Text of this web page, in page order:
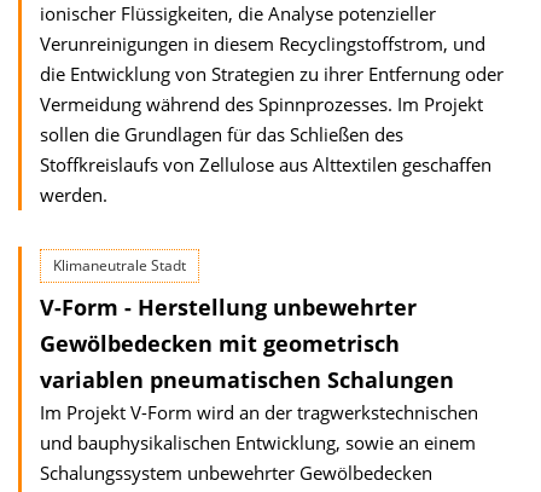
ionischer Flüssigkeiten, die Analyse potenzieller
Verunreinigungen in diesem Recyclingstoffstrom, und
die Entwicklung von Strategien zu ihrer Entfernung oder
Vermeidung während des Spinnprozesses. Im Projekt
sollen die Grundlagen für das Schließen des
Stoffkreislaufs von Zellulose aus Alttextilen geschaffen
werden.
Klimaneutrale Stadt
V-Form - Herstellung unbewehrter
Gewölbedecken mit geometrisch
variablen pneumatischen Schalungen
Im Projekt V-Form wird an der tragwerkstechnischen
und bauphysikalischen Ent­wicklung, sowie an einem
Schalungssystem unbewehrter Gewölbedecken